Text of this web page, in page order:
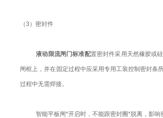
（3）密封件
液动限流闸门标准配置密封件采用天然橡胶或
闸框上，并在固定过程中应采用专用工装控制密封条
过程中无需焊接。
智能平板闸*开启时，不能跟密封圈*脱离，影响